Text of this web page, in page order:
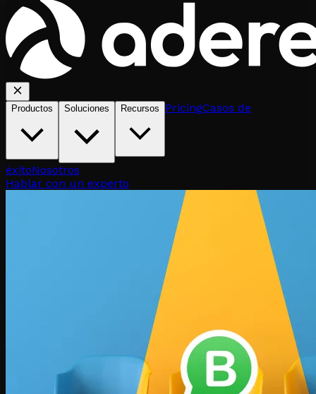
Productos Soluciones Recursos PricingCasos de
éxitoNosotros
Hablar con un experto